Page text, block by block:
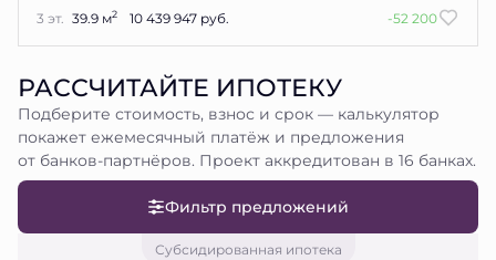
3 эт. 39.9 м2 10 439 947 руб. -52 200
РАССЧИТАЙТЕ ИПОТЕКУ
Подберите стоимость, взнос и срок — калькулятор
покажет ежемесячный платёж и предложения
от банков-партнёров. Проект аккредитован в 16 банках.
Фильтр предложений
Субсидированная ипотека